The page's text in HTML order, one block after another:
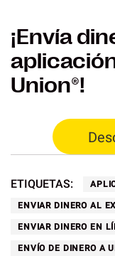
¡Envía
Union®!
ETIQUETAS:
ENVIAR DINERO AL
ENVIAR DINERO EN
ENVÍO DE DINERO A